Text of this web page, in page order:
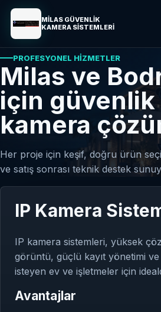
MİLAS GÜVENLİK
KAMERA SİSTEMLERİ
PROFESYONEL HIZMETLER
Milas ve
için güvenlik
kamera
Her proje için keşif, doğru ürün
ve satış sonrası teknik destek
IP Kamera
IP kamera sistemleri, yüksek
görüntü, güçlü kayıt yönetimi
isteyen ev ve işletmeler için
Avantajlar